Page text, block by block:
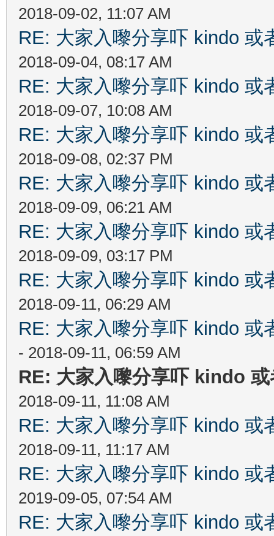
2018-09-02, 11:07 AM
RE: 大家入嚟分享吓 kindo 或
2018-09-04, 08:17 AM
RE: 大家入嚟分享吓 kindo 或
2018-09-07, 10:08 AM
RE: 大家入嚟分享吓 kindo 或
2018-09-08, 02:37 PM
RE: 大家入嚟分享吓 kindo 或
2018-09-09, 06:21 AM
RE: 大家入嚟分享吓 kindo 或
2018-09-09, 03:17 PM
RE: 大家入嚟分享吓 kindo 或
2018-09-11, 06:29 AM
RE: 大家入嚟分享吓 kindo 或
- 2018-09-11, 06:59 AM
RE: 大家入嚟分享吓 kindo
2018-09-11, 11:08 AM
RE: 大家入嚟分享吓 kindo 或
2018-09-11, 11:17 AM
RE: 大家入嚟分享吓 kindo 或
2019-09-05, 07:54 AM
RE: 大家入嚟分享吓 kindo 或